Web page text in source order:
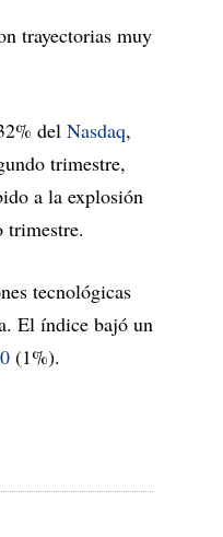
trayectorias muy
del Nasdaq,
trimestre,
a la explosión
trimestre.
tecnológicas
El índice bajó un
(1%).